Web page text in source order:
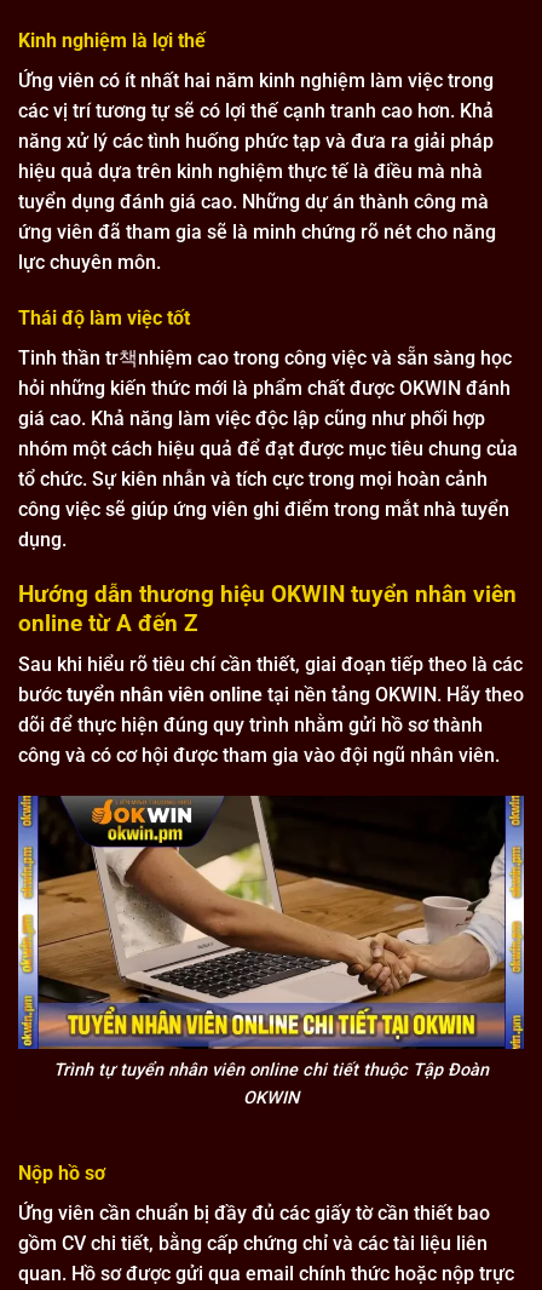
Kinh nghiệm là lợi thế
Ứng viên có ít nhất hai năm kinh nghiệm làm việc trong
các vị trí tương tự sẽ có lợi thế cạnh tranh cao hơn. Khả
năng xử lý các tình huống phức tạp và đưa ra giải pháp
hiệu quả dựa trên kinh nghiệm thực tế là điều mà nhà
tuyển dụng đánh giá cao. Những dự án thành công mà
ứng viên đã tham gia sẽ là minh chứng rõ nét cho năng
lực chuyên môn.
Thái độ làm việc tốt
Tinh thần tr책nhiệm cao trong công việc và sẵn sàng học
hỏi những kiến thức mới là phẩm chất được OKWIN đánh
giá cao. Khả năng làm việc độc lập cũng như phối hợp
nhóm một cách hiệu quả để đạt được mục tiêu chung của
tổ chức. Sự kiên nhẫn và tích cực trong mọi hoàn cảnh
công việc sẽ giúp ứng viên ghi điểm trong mắt nhà tuyển
dụng.
Hướng dẫn thương hiệu OKWIN tuyển nhân viên
online từ A đến Z
Sau khi hiểu rõ tiêu chí cần thiết, giai đoạn tiếp theo là các
bước tuyển nhân viên online tại nền tảng OKWIN. Hãy theo
dõi để thực hiện đúng quy trình nhằm gửi hồ sơ thành
công và có cơ hội được tham gia vào đội ngũ nhân viên.
Trình tự tuyển nhân viên online chi tiết thuộc Tập Đoàn
OKWIN
Nộp hồ sơ
Ứng viên cần chuẩn bị đầy đủ các giấy tờ cần thiết bao
gồm CV chi tiết, bằng cấp chứng chỉ và các tài liệu liên
quan. Hồ sơ được gửi qua email chính thức hoặc nộp trực